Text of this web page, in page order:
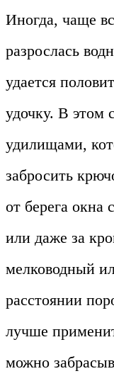
Иногда, чаще
разрослась
удается
удочку. В этом
удилищами,
забросить
от берега окна
или даже за
мелководный
расстоянии
лучше
можно